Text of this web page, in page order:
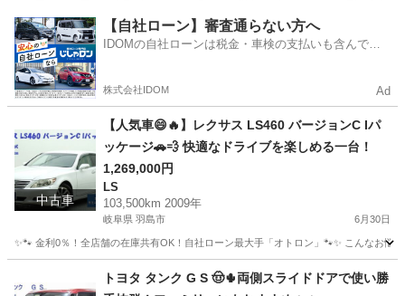
岐阜 海津市 セレナ
【自社ローン】審査通らない方へ
IDOMの自社ローンは税金・車検の支払いも含んでい
株式会社IDOM Ad
中古車
【人気車😄🔥】レクサス LS460 バージョンC Iパ
ッケージ🚗💨 快適なドライブを楽しめる一台！
1,269,000円
LS
103,500km 2009年
岐阜県 羽島市 6月30日
✨🐾 金利0％！全店舗の在庫共有OK！自社ローン最大手「オトロン」🐾✨ こんなお
トヨタ タンク G S 🤠🌵両側スライドドアで使い勝